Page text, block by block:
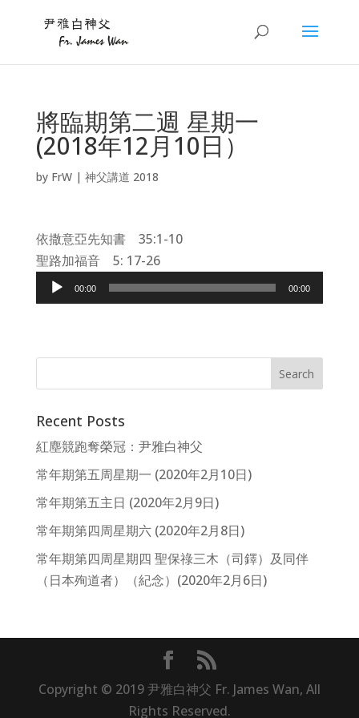
將臨期第二週 星期一
(2018年12月10日）
by FrW| 神父講道 2018
依撒意亞先知書 35:1-10
聖路加福音 5: 17-26
Audio
Player
00:00 00:00
Recent Posts
紅塵競跑奪榮冠：尹雅白神父
常年期第五周星期一 (2020年2月10日)
常年期第五主日 (2020年2月9日)
常年期第四周星期六 (2020年2月8日)
常年期第四周星期四 聖保祿三木（司鐸）及同伴
（日本殉道者）（紀念）(2020年2月6日)
Copyright © 2019 尹雅白神父 Fr. James Wan, All
Rights Reserved.